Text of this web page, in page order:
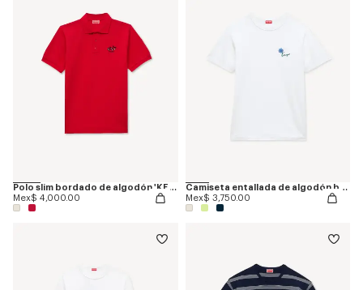
Polo slim bordado de algodón 'KENZO Sounds'
Mex$ 4,000.00
Camiseta entallada de algodón bordada 'KENZO Tulip'
Mex$ 3,750.00